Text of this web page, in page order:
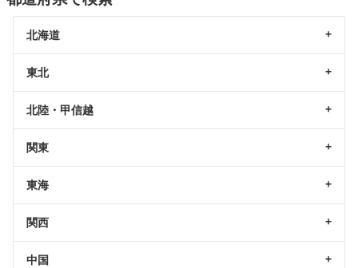
北海道
東北
北陸・甲信越
関東
東海
関西
中国